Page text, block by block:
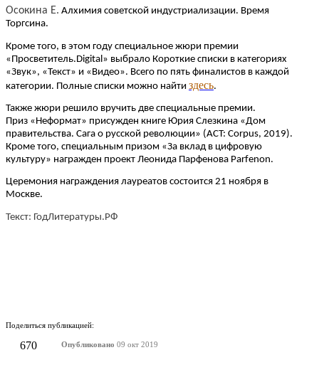
Осокина Е. Алхимия советской индустриализации. Время
Торгсина.
Кроме того, в этом году специальное жюри премии
«Просветитель.Digital» выбрало Короткие списки в категориях
«Звук», «Текст» и «Видео». Всего по пять финалистов в каждой
категории. Полные списки можно найти здесь.
Также жюри решило вручить две специальные премии.
Приз «Неформат» присужден книге Юрия Слезкина «Дом
правительства. Сага о русской революции» (АСТ: Corpus, 2019).
Кроме того, специальным призом «За вклад в цифровую
культуру» награжден проект Леонида Парфенова Parfenon.
Церемония награждения лауреатов состоится 21 ноября в
Москве.
Текст: ГодЛитературы.РФ
Поделиться публикацией:
670 Опубликовано 09 окт 2019